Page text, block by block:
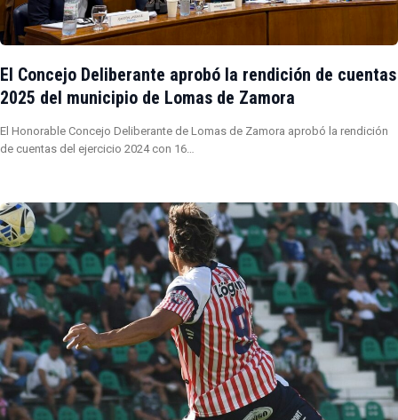
El Concejo Deliberante aprobó la rendición de cuentas
2025 del municipio de Lomas de Zamora
El Honorable Concejo Deliberante de Lomas de Zamora aprobó la rendición
de cuentas del ejercicio 2024 con 16…